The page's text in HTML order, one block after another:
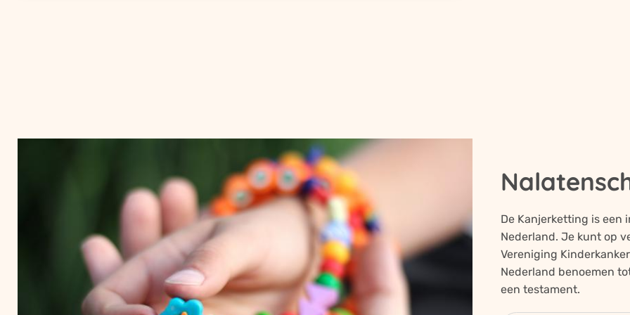
De Kanjerketting is
Nederland. Je kunt op
Vereniging
Nederland benoemen
een testament.